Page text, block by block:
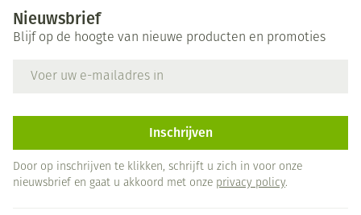
Nieuwsbrief
Blijf op de hoogte van nieuwe producten en promoties
Inschrijven
Door op inschrijven te klikken, schrijft u zich in voor onze
nieuwsbrief en gaat u akkoord met onze privacy policy.